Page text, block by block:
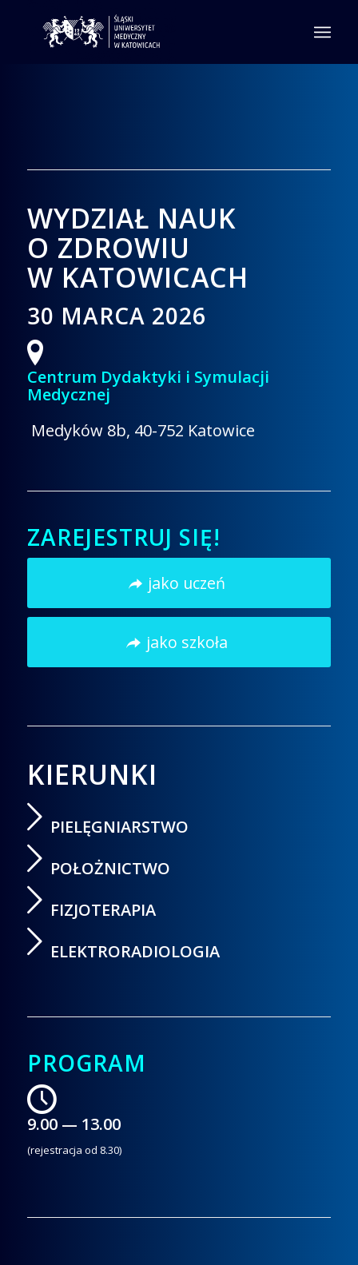
WYDZIAŁ NAUK
O ZDROWIU
W KATOWICACH
30 MARCA 2026
Centrum Dydaktyki i Symulacji
Medycznej
Medyków 8b, 40-752 Katowice
ZAREJESTRUJ SIĘ!
jako uczeń
jako szkoła
KIERUNKI
PIELĘGNIARSTWO
POŁOŻNICTWO
FIZJOTERAPIA
ELEKTRORADIOLOGIA
PROGRAM
9.00 — 13.00
(rejestracja od 8.30)